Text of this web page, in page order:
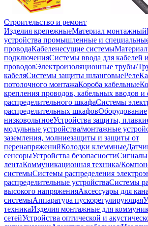
Строительство и ремонт
Изделия крепежныеМатериал монтажный
устройства промышленные и
проводаКабеленесущие системы
подключенияСистемы ввода для кабелей и
проводовЭлектроизоляционные трубы/
кабеляСистемы защиты шланговыеРеле
потолочного монтажаКороба кабельные
крепления проводов, кабельных вводов и
распределительного шкафаСистемы
распределительных шкафовОборудование
низковольтноеУстройства защиты,
модульные устройства/монтажные
заземления, молниезащиты и защиты от
перенапряженийКолодки клеммные
сенсорыУстройства безопасности
лентаКоммуникационная техника/
системыСистемы распределения
распределительные устройстваСистемы
высокого напряженияАксессуары для
системыАппаратура пускорегулирующая
техникаИзделия монтажные для
сетейУстройства оптической и